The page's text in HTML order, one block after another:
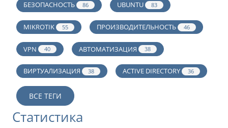
БЕЗОПАСНОСТЬ 86 UBUNTU 83
MIKROTIK 55 ПРОИЗВОДИТЕЛЬНОСТЬ 46
VPN 40 АВТОМАТИЗАЦИЯ 38
ВИРТУАЛИЗАЦИЯ 38 ACTIVE DIRECTORY 36
ВСЕ ТЕГИ
Статистика